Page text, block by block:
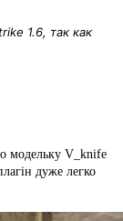
1.6, так как
модельку V_knife
дуже легко